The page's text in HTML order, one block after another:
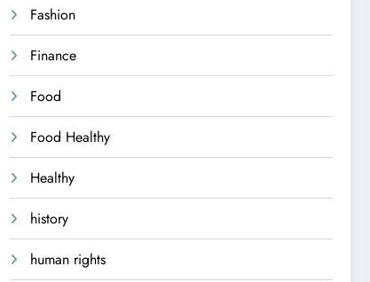
Fashion
Finance
Food
Food Healthy
Healthy
history
human rights